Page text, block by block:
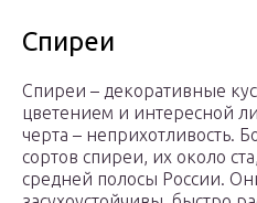
Спиреи
Спиреи – декоративные
цветением и интересной
черта – неприхотливость.
сортов спиреи, их около
средней полосы России.